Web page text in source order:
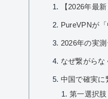
【2026年最
PureVPNが
2026年の実
なぜ繋がらな
中国で確実に
第一選択